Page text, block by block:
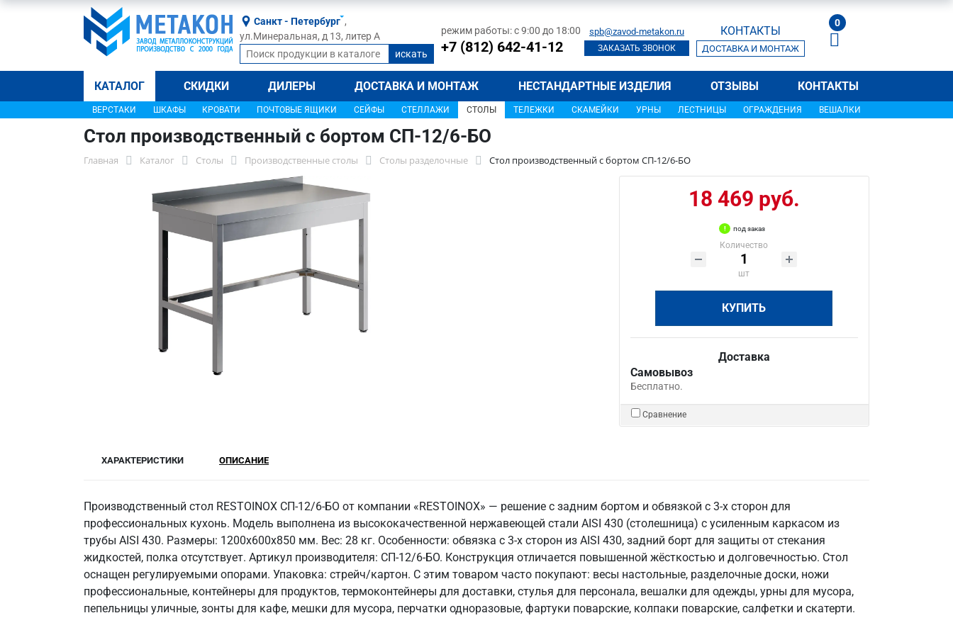
Санкт - Петербург ,
ул.Минеральная, д 13, литер А
режим работы: с 9:00 до 18:00
+7 (812) 642-41-12
spb@zavod-metakon.ru
ЗАКАЗАТЬ ЗВОНОК
КОНТАКТЫ
ДОСТАВКА И МОНТАЖ
0
КАТАЛОГ СКИДКИ ДИЛЕРЫ ДОСТАВКА И МОНТАЖ НЕСТАНДАРТНЫЕ ИЗДЕЛИЯ ОТЗЫВЫ КОНТАКТЫ
ВЕРСТАКИ ШКАФЫ КРОВАТИ ПОЧТОВЫЕ ЯЩИКИ СЕЙФЫ СТЕЛЛАЖИ СТОЛЫ ТЕЛЕЖКИ СКАМЕЙКИ УРНЫ ЛЕСТНИЦЫ ОГРАЖДЕНИЯ ВЕШАЛКИ
Стол производственный с бортом СП-12/6-БО
Главная Каталог Столы Производственные столы Столы разделочные Стол производственный с бортом СП-12/6-БО
18 469 руб.
под заказ
Количество
шт
КУПИТЬ
Доставка
Самовывоз
Бесплатно.
Сравнение
ХАРАКТЕРИСТИКИ ОПИСАНИЕ
Производственный стол RESTOINOX СП-12/6-БО от компании «RESTOINOX» — решение с задним бортом и обвязкой с 3-х сторон для
профессиональных кухонь. Модель выполнена из высококачественной нержавеющей стали AISI 430 (столешница) с усиленным каркасом из
трубы AISI 430. Размеры: 1200x600x850 мм. Вес: 28 кг. Особенности: обвязка с 3-х сторон из AISI 430, задний борт для защиты от стекания
жидкостей, полка отсутствует. Артикул производителя: СП-12/6-БО. Конструкция отличается повышенной жёсткостью и долговечностью. Стол
оснащен регулируемыми опорами. Упаковка: стрейч/картон. С этим товаром часто покупают: весы настольные, разделочные доски, ножи
профессиональные, контейнеры для продуктов, термоконтейнеры для доставки, стулья для персонала, вешалки для одежды, урны для мусора,
пепельницы уличные, зонты для кафе, мешки для мусора, перчатки одноразовые, фартуки поварские, колпаки поварские, салфетки и скатерти.